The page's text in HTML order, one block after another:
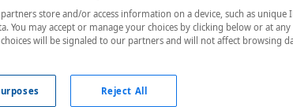
de Viajes Carrefour te ofrece hoteles baratos
el hotel que busques nosotros te lo
Fechas *
store and/or access information on a device, such as unique
You may accept or manage your choices by clicking below or at
choices will be signaled to our partners and will not affect browsing
Reject All